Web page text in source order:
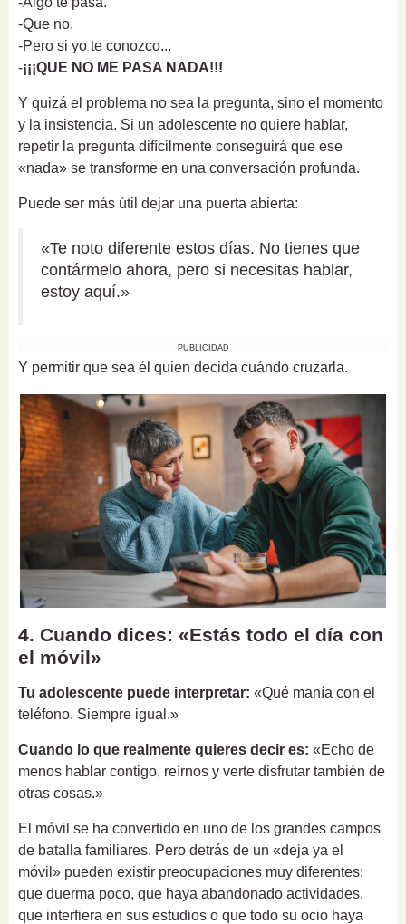
-Que no.
-Pero si yo te conozco...
-¡¡¡QUE NO ME PASA NADA!!!
Y quizá el problema no sea la pregunta, sino el momento
y la insistencia. Si un adolescente no quiere hablar,
repetir la pregunta difícilmente conseguirá que ese
«nada» se transforme en una conversación profunda.
Puede ser más útil dejar una puerta abierta:
«Te noto diferente estos días. No tienes que
contármelo ahora, pero si necesitas hablar,
estoy aquí.»
PUBLICIDAD
Y permitir que sea él quien decida cuándo cruzarla.
4. Cuando dices: «Estás todo el día con
el móvil»
Tu adolescente puede interpretar: «Qué manía con el
teléfono. Siempre igual.»
Cuando lo que realmente quieres decir es: «Echo de
menos hablar contigo, reírnos y verte disfrutar también de
otras cosas.»
El móvil se ha convertido en uno de los grandes campos
de batalla familiares. Pero detrás de un «deja ya el
móvil» pueden existir preocupaciones muy diferentes:
que duerma poco, que haya abandonado actividades,
que interfiera en sus estudios o que todo su ocio haya